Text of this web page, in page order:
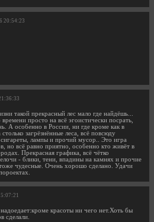
20:54:23
такой прекрасный лес мало где найдёшь...
просто на всё эгоистически посрать,
А особенно в России, ни где кроме как в
загрёзнённые леса, всё повсюду
лампы и прочий мусор.. Это игра
но всё равно приятно, особенно кто живёт в
Прекрасная графика, всё чётко
- блики, тени, впадины на камнях и прочие
чудесные. Очень хорошо сделано. Удачи
красоты ни чего нет.Хоть бы
сделали.